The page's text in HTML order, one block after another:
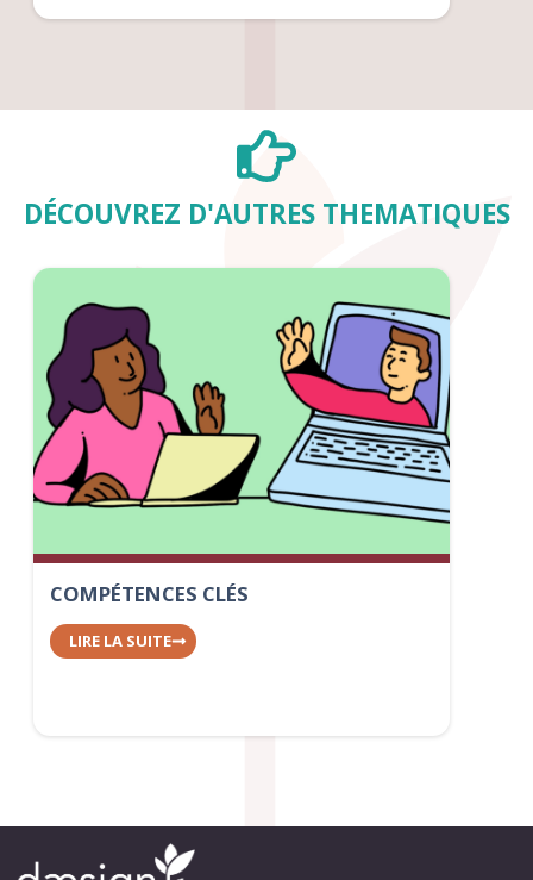
DÉCOUVREZ D'AUTRES THEMATIQUES
COMPÉTENCES CLÉS
LIRE LA SUITE